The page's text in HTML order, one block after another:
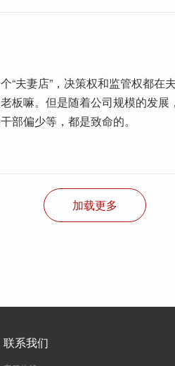
“夫妻店”，决策权和监管权都在
板嘛。但是随着公司规模的发
部偏少等，都是致命的。
加载更多
联系我们